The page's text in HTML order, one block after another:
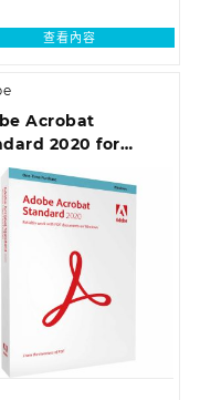
查看內容
Acrobat
2020 for
Boxset –